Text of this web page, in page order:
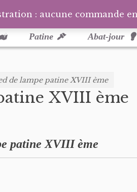
Patine Abat-jour
de lampe patine XVIII ème
XVIII ème
patine XVIII ème
: aucune commande